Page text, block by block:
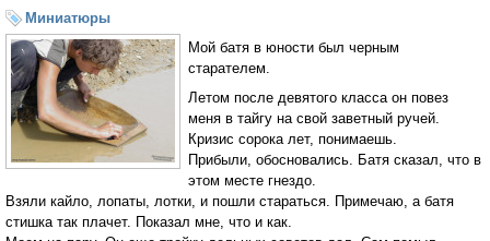
Миниатюры
Мой батя в юности был черным
старателем.
Летом после девятого класса он повез
меня в тайгу на свой заветный ручей.
Кризис сорока лет, понимаешь.
Прибыли, обосновались. Батя сказал, что в
этом месте гнездо.
Взяли кайло, лопаты, лотки, и пошли стараться. Примечаю, а батя
стишка так плачет. Показал мне, что и как.